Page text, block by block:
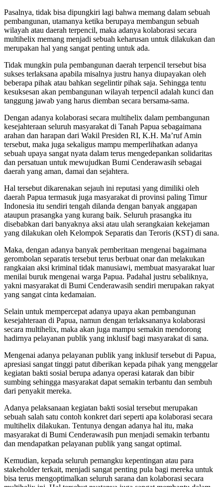
Pasalnya, tidak bisa dipungkiri lagi bahwa memang dalam sebuah
pembangunan, utamanya ketika berupaya membangun sebuah
wilayah atau daerah terpencil, maka adanya kolaborasi secara
multihelix memang menjadi sebuah keharusan untuk dilakukan dan
merupakan hal yang sangat penting untuk ada.
Tidak mungkin pula pembangunan daerah terpencil tersebut bisa
sukses terlaksana apabila misalnya justru hanya diupayakan oleh
beberapa pihak atau bahkan segelintir pihak saja. Sehingga tentu
kesuksesan akan pembangunan wilayah terpencil adalah kunci dan
tanggung jawab yang harus diemban secara bersama-sama.
Dengan adanya kolaborasi secara multihelix dalam pembangunan
kesejahteraan seluruh masyarakat di Tanah Papua sebagaimana
arahan dan harapan dari Wakil Presiden RI, K.H. Ma’ruf Amin
tersebut, maka juga sekaligus mampu memperlihatkan adanya
sebuah upaya sangat nyata dalam terus mengedepankan solidaritas
dan persatuan untuk mewujudkan Bumi Cenderawasih sebagai
daerah yang aman, damai dan sejahtera.
Hal tersebut dikarenakan sejauh ini reputasi yang dimiliki oleh
daerah Papua termasuk juga masyarakat di provinsi paling Timur
Indonesia itu sendiri tengah dilanda dengan banyak anggapan
ataupun prasangka yang kurang baik. Seluruh prasangka itu
disebabkan dari banyaknya aksi atau ulah serangkaian kekejaman
yang dilakukan oleh Kelompok Separatis dan Teroris (KST) di sana.
Maka, dengan adanya banyak pemberitaan mengenai bagaimana
gerombolan separatis tersebut terus berbuat onar dan melakukan
rangkaian aksi kriminal tidak manusiawi, membuat masyarakat luar
menilai buruk mengenai warga Papua. Padahal justru sebaliknya,
yakni masyarakat di Bumi Cenderawasih sendiri merupakan rakyat
yang sangat cinta kedamaian.
Selain untuk mempercepat adanya upaya akan pembangunan
kesejahteraan di Papua, namun dengan terlaksananya kolaborasi
secara multihelix, maka akan juga mampu semakin mendorong
hadirnya pelayanan publik yang inklusif bagi masyarakat di sana.
Mengenai adanya pelayanan publik yang inklusif tersebut di Papua,
apresiasi sangat tinggi patut diberikan kepada pihak yang menggelar
kegiatan bakti sosial berupa adanya operasi katarak dan bibir
sumbing sehingga masyarakat dapat semakin terbantu dan sembuh
dari penyakit mereka.
Adanya pelaksanaan kegiatan bakti sosial tersebut merupakan
sebuah salah satu contoh konkret dari seperti apa kolaborasi secara
multihelix dilakukan. Tentunya dengan adanya hal itu, maka
masyarakat di Bumi Cenderawasih pun menjadi semakin terbantu
dan mendapatkan pelayanan publik yang sangat optimal.
Kemudian, kepada seluruh pemangku kepentingan atau para
stakeholder terkait, menjadi sangat penting pula bagi mereka untuk
bisa terus mengoptimalkan seluruh sarana dan kolaborasi secara